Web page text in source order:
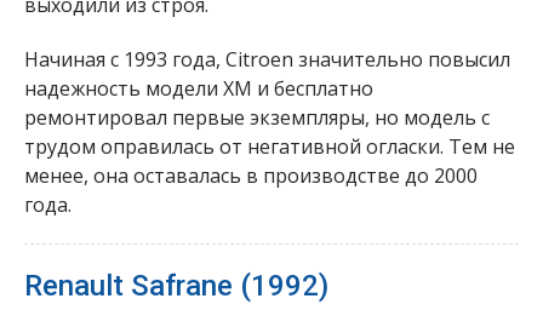
Начиная с 1993 года, Citroen значительно повысил
надежность модели XM и бесплатно
ремонтировал первые экземпляры, но модель с
трудом оправилась от негативной огласки. Тем не
менее, она оставалась в производстве до 2000
года.
Renault Safrane (1992)